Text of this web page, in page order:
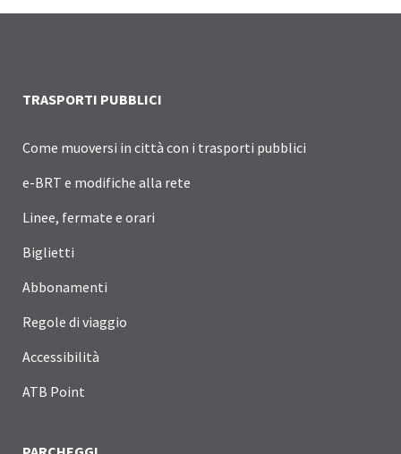
TRASPORTI PUBBLICI
Come muoversi in città con i trasporti pubblici
e-BRT e modifiche alla rete
Linee, fermate e orari
Biglietti
Abbonamenti
Regole di viaggio
Accessibilità
ATB Point